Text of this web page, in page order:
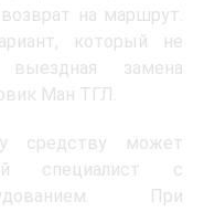
на маршрут.
который не
замена
Ман ТГЛ.
средству может
специалист с
При